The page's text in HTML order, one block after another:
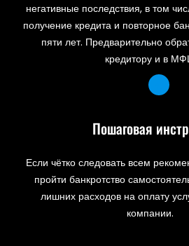
негативные последствия, в том
получение кредита и повторное
пяти лет. Предварительно
кредитору и в
Пошаговая
Если чётко следовать всем
пройти банкротство
лишних расходов на оплату
компании.